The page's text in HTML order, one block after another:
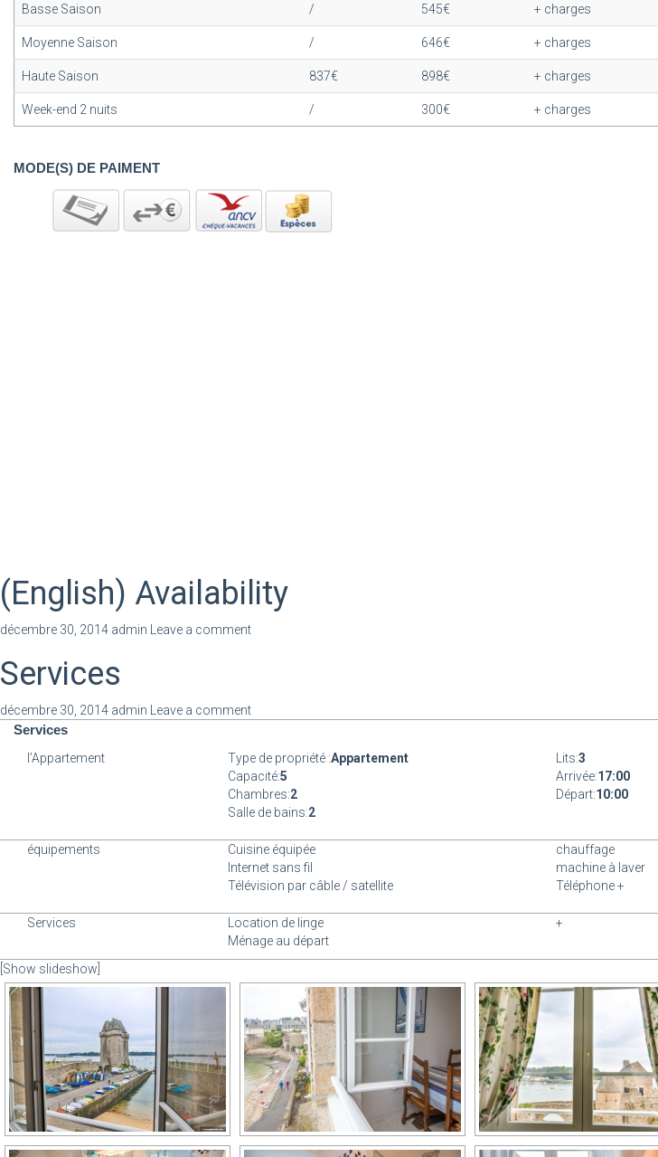
Basse Saison / 545€ + charges
Moyenne Saison / 646€ + charges
Haute Saison 837€ 898€ + charges
Week-end 2 nuits / 300€ + charges
MODE(S) DE PAIMENT
(English) Availability
décembre 30, 2014 admin Leave a comment
Services
décembre 30, 2014 admin Leave a comment
Services
l’Appartement Type de propriété :Appartement
Capacité:5
Chambres:2
Salle de bains:2
Lits:3
Arrivée:17:00
Départ:10:00
équipements
Cuisine équipée
Internet sans fil
Télévision par câble / satellite
chauffage
machine à laver
Téléphone +
Services
Location de linge
Ménage au départ
+
[Show slideshow]